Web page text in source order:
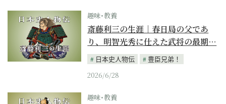
趣味･教養
斎藤利三の生涯｜春日局の父であ
り、明智光秀に仕えた武将の最期…
日本史人物伝
豊臣兄弟！
2026/6/28
趣味･教養